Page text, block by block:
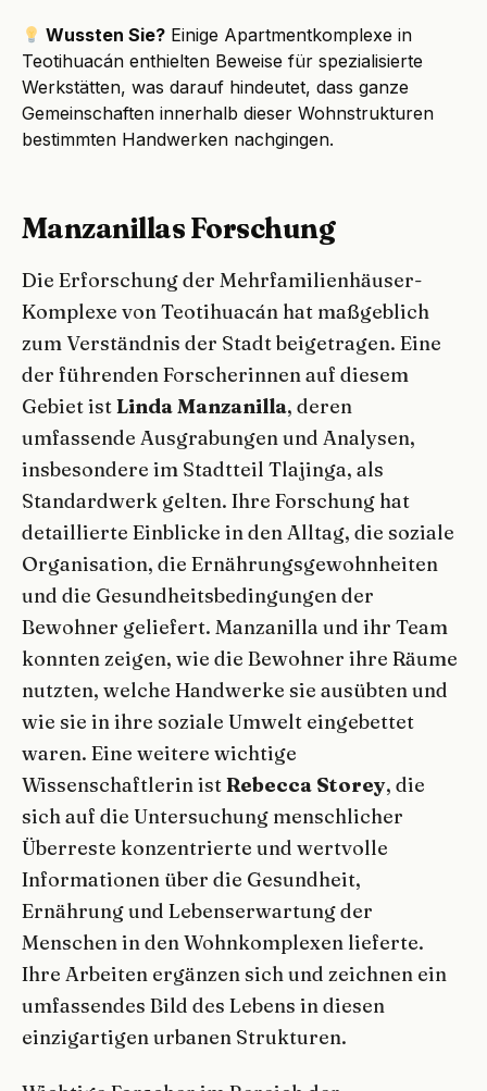
Wussten Sie? Einige Apartmentkomplexe in
Teotihuacán enthielten Beweise für spezialisierte
Werkstätten, was darauf hindeutet, dass ganze
Gemeinschaften innerhalb dieser Wohnstrukturen
bestimmten Handwerken nachgingen.
Manzanillas Forschung
Die Erforschung der Mehrfamilienhäuser-
Komplexe von Teotihuacán hat maßgeblich
zum Verständnis der Stadt beigetragen. Eine
der führenden Forscherinnen auf diesem
Gebiet istLinda Manzanilla, deren
umfassende Ausgrabungen und Analysen,
insbesondere im Stadtteil Tlajinga, als
Standardwerk gelten. Ihre Forschung hat
detaillierte Einblicke in den Alltag, die soziale
Organisation, die Ernährungsgewohnheiten
und die Gesundheitsbedingungen der
Bewohner geliefert. Manzanilla und ihr Team
konnten zeigen, wie die Bewohner ihre Räume
nutzten, welche Handwerke sie ausübten und
wie sie in ihre soziale Umwelt eingebettet
waren. Eine weitere wichtige
Wissenschaftlerin istRebecca Storey, die
sich auf die Untersuchung menschlicher
Überreste konzentrierte und wertvolle
Informationen über die Gesundheit,
Ernährung und Lebenserwartung der
Menschen in den Wohnkomplexen lieferte.
Ihre Arbeiten ergänzen sich und zeichnen ein
umfassendes Bild des Lebens in diesen
einzigartigen urbanen Strukturen.